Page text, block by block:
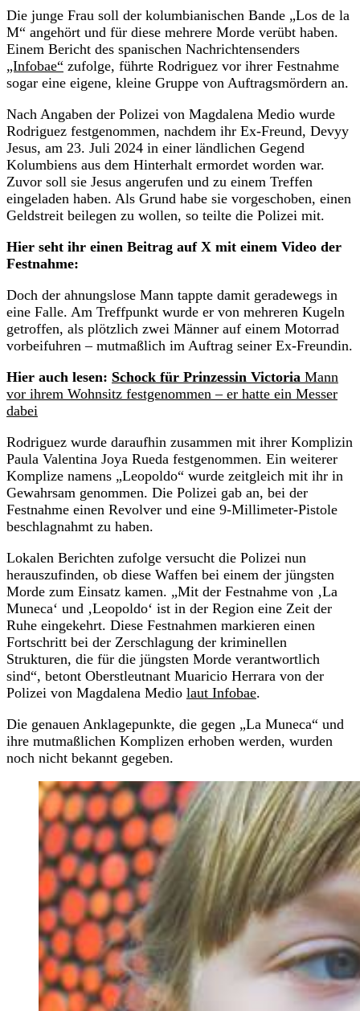
Die junge Frau soll der kolumbianischen Bande „Los de la
M“ angehört und für diese mehrere Morde verübt haben.
Einem Bericht des spanischen Nachrichtensenders
„Infobae“ zufolge, führte Rodriguez vor ihrer Festnahme
sogar eine eigene, kleine Gruppe von Auftragsmördern an.
Nach Angaben der Polizei von Magdalena Medio wurde
Rodriguez festgenommen, nachdem ihr Ex-Freund, Devyy
Jesus, am 23. Juli 2024 in einer ländlichen Gegend
Kolumbiens aus dem Hinterhalt ermordet worden war.
Zuvor soll sie Jesus angerufen und zu einem Treffen
eingeladen haben. Als Grund habe sie vorgeschoben, einen
Geldstreit beilegen zu wollen, so teilte die Polizei mit.
Hier seht ihr einen Beitrag auf X mit einem Video der
Festnahme:
Doch der ahnungslose Mann tappte damit geradewegs in
eine Falle. Am Treffpunkt wurde er von mehreren Kugeln
getroffen, als plötzlich zwei Männer auf einem Motorrad
vorbeifuhren – mutmaßlich im Auftrag seiner Ex-Freundin.
Hier auch lesen: Schock für Prinzessin Victoria Mann
vor ihrem Wohnsitz festgenommen – er hatte ein Messer
dabei
Rodriguez wurde daraufhin zusammen mit ihrer Komplizin
Paula Valentina Joya Rueda festgenommen. Ein weiterer
Komplize namens „Leopoldo“ wurde zeitgleich mit ihr in
Gewahrsam genommen. Die Polizei gab an, bei der
Festnahme einen Revolver und eine 9-Millimeter-Pistole
beschlagnahmt zu haben.
Lokalen Berichten zufolge versucht die Polizei nun
herauszufinden, ob diese Waffen bei einem der jüngsten
Morde zum Einsatz kamen. „Mit der Festnahme von ‚La
Muneca‘ und ‚Leopoldo‘ ist in der Region eine Zeit der
Ruhe eingekehrt. Diese Festnahmen markieren einen
Fortschritt bei der Zerschlagung der kriminellen
Strukturen, die für die jüngsten Morde verantwortlich
sind“, betont Oberstleutnant Muaricio Herrara von der
Polizei von Magdalena Medio laut Infobae.
Die genauen Anklagepunkte, die gegen „La Muneca“ und
ihre mutmaßlichen Komplizen erhoben werden, wurden
noch nicht bekannt gegeben.